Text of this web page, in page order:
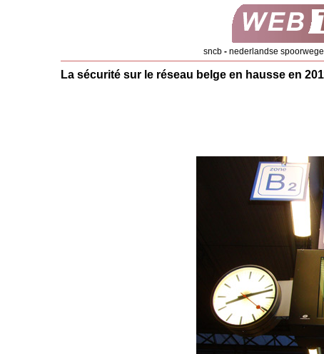
sncb - nederlandse
La sécurité sur le réseau belge en hausse en